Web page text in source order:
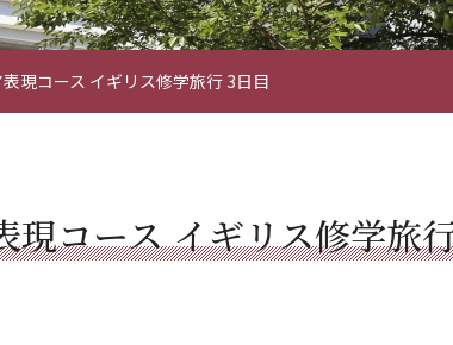
現コース イギリス修学旅行 3日目
現コース イギリス修学旅